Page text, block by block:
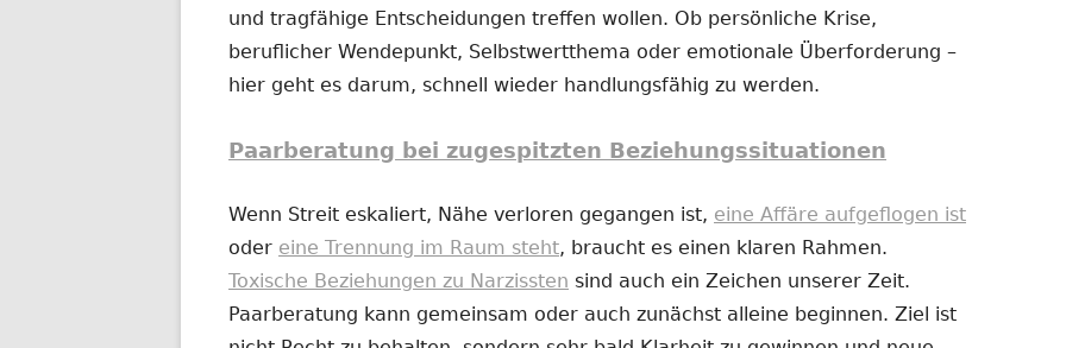
und tragfähige Entscheidungen treffen wollen. Ob persönliche Krise,
beruflicher Wendepunkt, Selbstwertthema oder emotionale Überforderung –
hier geht es darum, schnell wieder handlungsfähig zu werden.
Paarberatung bei zugespitzten Beziehungssituationen
Wenn Streit eskaliert, Nähe verloren gegangen ist, eine Affäre aufgeflogen ist
oder eine Trennung im Raum steht, braucht es einen klaren Rahmen.
Toxische Beziehungen zu Narzissten sind auch ein Zeichen unserer Zeit.
Paarberatung kann gemeinsam oder auch zunächst alleine beginnen. Ziel ist